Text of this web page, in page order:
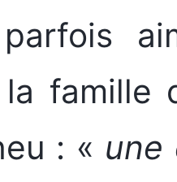
parfois
famille
: « une